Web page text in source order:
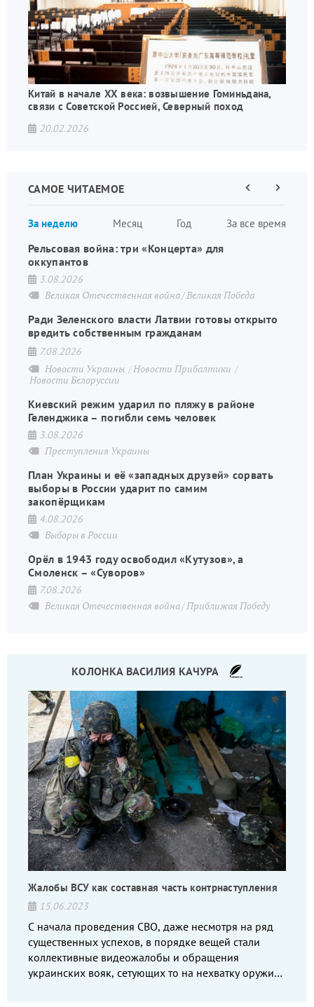
Китай в начале XX века: возвышение Гоминьдана,
связи с Советской Россией, Северный поход
20.02.2026
САМОЕ ЧИТАЕМОЕ
За неделю Месяц Год За все время
страниц
ПредыдущаяСледующая
Рельсовая война: три «Концерта» для
оккупантов
3.08.2026
Великая Отечественная война Великая Победа
Ради Зеленского власти Латвии готовы открыто
вредить собственным гражданам
7.08.2026
Новости Украины
Новости Прибалтики
Новости Белоруссии
Киевский режим ударил по пляжу в районе
Геленджика – погибли семь человек
3.08.2026
Преступления Украины
План Украины и её «западных друзей» сорвать
выборы в России ударит по самим
закопёрщикам
4.08.2026
Выборы в России
Орёл в 1943 году освободил «Кутузов», а
Смоленск – «Суворов»
7.08.2026
Великая Отечественная война Приближая Победу
КОЛОНКА ВАСИЛИЯ КАЧУРА
Жалобы ВСУ как составная часть контрнаступления
15.06.2023
С начала проведения СВО, даже несмотря на ряд
существенных успехов, в порядке вещей стали
коллективные видеожалобы и обращения
украинских вояк, сетующих то на нехватку оружия,